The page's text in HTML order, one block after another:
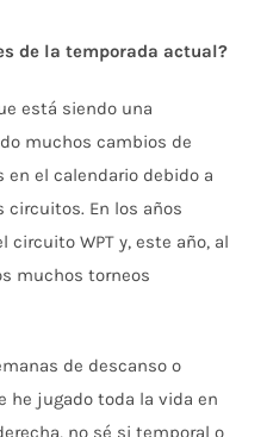
de la temporada actual?
está siendo una
muchos cambios de
en el calendario debido a
circuitos. En los años
circuito WPT y, este año, al
muchos torneos
de descanso o
he jugado toda la vida en
no sé si temporal o